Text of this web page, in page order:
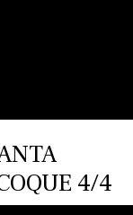
4/4